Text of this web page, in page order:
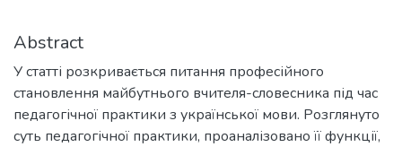
Abstract
У статті розкривається питання професійного
становлення майбутнього вчителя-словесника під час
педагогічної практики з української мови. Розглянуто
суть педагогічної практики, проаналізовано її функції,